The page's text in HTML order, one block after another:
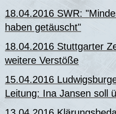
18.04.2016 SWR:
haben getäuscht"
18.04.2016 Stuttgarter
weitere Verstöße
15.04.2016
Leitung: Ina Jansen soll